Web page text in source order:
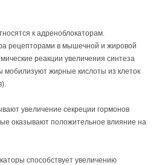
к адреноблокаторам.
рецепторами в мышечной и жировой
реакции увеличения синтеза
мобилизуют жирные кислоты из клеток
увеличение секреции гормонов
оказывают положительное влияние на
способствует увеличению